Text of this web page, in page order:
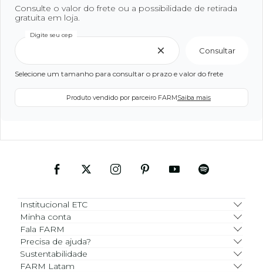
Consulte o valor do frete ou a possibilidade de retirada
gratuita em loja.
Digite seu cep
Consultar
Selecione um tamanho para consultar o prazo e valor do frete
Produto vendido por parceiro FARMSaiba mais
Institucional ETC
Minha conta
Fala FARM
Precisa de ajuda?
Sustentabilidade
FARM Latam